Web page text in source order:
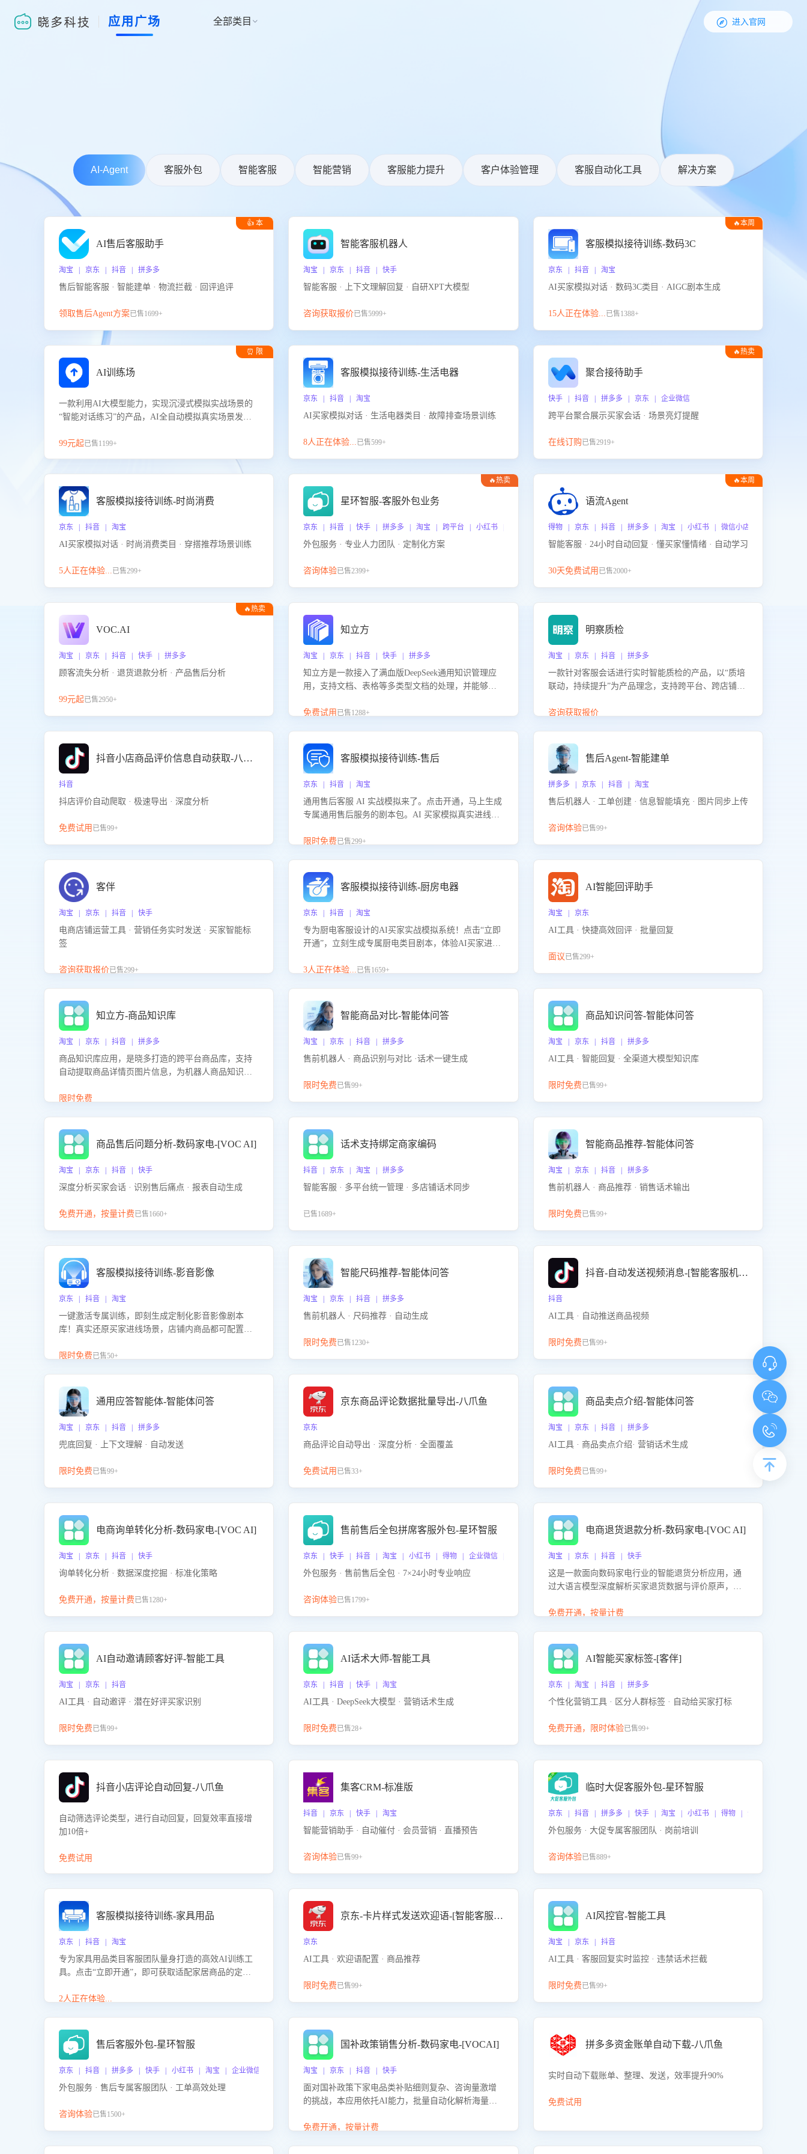
应用广场 全部类目   进入官网
AI-Agent 客服外包 智能客服 智能营销 客服能力提升 客户体验管理 客服自动化工具 解决方案
👍 本
AI售后客服助手
淘宝 | 京东 | 抖音 | 拼多多
售后智能客服 · 智能建单 · 物流拦截 · 回评追评
领取售后Agent方案已售1699+
智能客服机器人
淘宝 | 京东 | 抖音 | 快手
智能客服 · 上下文理解回复 · 自研XPT大模型
咨询获取报价已售5999+
🔥本周
客服模拟接待训练-数码3C
京东 | 抖音 | 淘宝
AI买家模拟对话 · 数码3C类目 · AIGC剧本生成
15人正在体验...已售1388+
⏰ 限
AI训练场
一款利用AI大模型能力，实现沉浸式模拟实战场景的
“智能对话练习”的产品，AI全自动模拟真实场景发生
提升客服团队的销服能力。
99元起已售1199+
客服模拟接待训练-生活电器
京东 | 抖音 | 淘宝
AI买家模拟对话 · 生活电器类目 · 故障排查场景训练
8人正在体验...已售599+
🔥热卖
聚合接待助手
快手 | 抖音 | 拼多多 | 京东 | 企业微信
跨平台聚合展示买家会话 · 场景亮灯提醒
在线订购已售2919+
客服模拟接待训练-时尚消费
京东 | 抖音 | 淘宝
AI买家模拟对话 · 时尚消费类目 · 穿搭推荐场景训练
5人正在体验...已售299+
🔥热卖
星环智服-客服外包业务
京东 | 抖音 | 快手 | 拼多多 | 淘宝 | 跨平台 | 小红书 | 得物 | 企业微信
外包服务 · 专业人力团队 · 定制化方案
咨询体验已售2399+
🔥本周
语流Agent
得物 | 京东 | 抖音 | 拼多多 | 淘宝 | 小红书 | 微信小店 | 快手 | 唯品
智能客服 · 24小时自动回复 · 懂买家懂情绪 · 自动学习
30天免费试用 已售2000+
🔥热卖
VOC.AI
淘宝 | 京东 | 抖音 | 快手 | 拼多多
顾客流失分析 · 退货退款分析 · 产品售后分析
99元起已售2950+
知立方
淘宝 | 京东 | 抖音 | 快手 | 拼多多
知立方是一款接入了满血版DeepSeek通用知识管理应
用，支持文档、表格等多类型文档的处理，并能够基
景提供强大的知识支持，帮助用户高效管理和利用知
免费试用 已售1288+
明察质检
淘宝 | 京东 | 抖音 | 拼多多
一款针对客服会话进行实时智能质检的产品，以“质培
联动，持续提升”为产品理念，支持跨平台、跨店铺的
联动，持续提升客服团队的销服能力。
咨询获取报价
抖音小店商品评价信息自动获取-八爪鱼
抖音
抖店评价自动爬取 · 极速导出 · 深度分析
免费试用 已售99+
客服模拟接待训练-售后
京东 | 抖音 | 淘宝
通用售后客服 AI 实战模拟来了。点击开通，马上生成
专属通用售后服务的剧本包。AI 买家模拟真实进线咨
咨询等售后场景的应对要点，轻松提升服务能力。
限时免费已售299+
售后Agent-智能建单
拼多多 | 京东 | 抖音 | 淘宝
售后机器人 · 工单创建 · 信息智能填充 · 图片同步上传
咨询体验已售99+
客伴
淘宝 | 京东 | 抖音 | 快手
电商店铺运营工具 · 营销任务实时发送 · 买家智能标
签
咨询获取报价已售299+
客服模拟接待训练-厨房电器
京东 | 抖音 | 淘宝
专为厨电客服设计的AI买家实战模拟系统！点击“立即
开通”，立刻生成专属厨电类目剧本，体验AI买家进线
能咨询”等真实场景应对技巧！
3人正在体验...已售1659+
AI智能回评助手
淘宝 | 京东
AI工具 · 快捷高效回评 · 批量回复
面议已售299+
知立方-商品知识库
淘宝 | 京东 | 抖音 | 拼多多
商品知识库应用，是晓多打造的跨平台商品库，支持
自动提取商品详情页图片信息，为机器人商品知识问
商品知识。
限时免费
智能商品对比-智能体问答
淘宝 | 京东 | 抖音 | 拼多多
售前机器人 · 商品识别与对比 ·话术一键生成
限时免费已售99+
商品知识问答-智能体问答
淘宝 | 京东 | 抖音 | 拼多多
AI工具 · 智能回复 · 全渠道大模型知识库
限时免费已售99+
商品售后问题分析-数码家电-[VOC AI]
淘宝 | 京东 | 抖音 | 快手
深度分析买家会话 · 识别售后痛点 · 报表自动生成
免费开通，按量计费已售1660+
话术支持绑定商家编码
抖音 | 京东 | 淘宝 | 拼多多
智能客服 · 多平台统一管理 · 多店铺话术同步
已售1689+
智能商品推荐-智能体问答
淘宝 | 京东 | 抖音 | 拼多多
售前机器人 · 商品推荐 · 销售话术输出
限时免费已售99+
客服模拟接待训练-影音影像
京东 | 抖音 | 淘宝
一键激活专属训练，即刻生成定制化影音影像剧本
库！真实还原买家进线场景，店铺内商品都可配置到
升客服售前转化率。点击 “立即开通”，快速获取影音
限时免费已售50+
智能尺码推荐-智能体问答
淘宝 | 京东 | 抖音 | 拼多多
售前机器人 · 尺码推荐 · 自动生成
限时免费已售1230+
抖音-自动发送视频消息-[智能客服机器人]
抖音
AI工具 · 自动推送商品视频
限时免费已售99+
通用应答智能体-智能体问答
淘宝 | 京东 | 抖音 | 拼多多
兜底回复 · 上下文理解 · 自动发送
限时免费已售99+
京东商品评论数据批量导出-八爪鱼
京东
商品评论自动导出 · 深度分析 · 全面覆盖
免费试用 已售33+
商品卖点介绍-智能体问答
淘宝 | 京东 | 抖音 | 拼多多
AI工具 · 商品卖点介绍· 营销话术生成
限时免费已售99+
电商询单转化分析-数码家电-[VOC AI]
淘宝 | 京东 | 抖音 | 快手
询单转化分析 · 数据深度挖掘 · 标准化策略
免费开通，按量计费已售1280+
售前售后全包拼席客服外包-星环智服
京东 | 快手 | 抖音 | 淘宝 | 小红书 | 得物 | 企业微信 | 跨平台
外包服务 · 售前售后全包 · 7×24小时专业响应
咨询体验已售1799+
电商退货退款分析-数码家电-[VOC AI]
淘宝 | 京东 | 抖音 | 快手
这是一款面向数码家电行业的智能退货分析应用，通
过大语言模型深度解析买家退货数据与评价原声，精
因，并输出可落地的改进建议，通过挖掘用户痛点驱
免费开通，按量计费
AI自动邀请顾客好评-智能工具
淘宝 | 京东 | 抖音
AI工具 · 自动邀评 · 潜在好评买家识别
限时免费已售99+
AI话术大师-智能工具
京东 | 抖音 | 快手 | 淘宝
AI工具 · DeepSeek大模型 · 营销话术生成
限时免费已售28+
AI智能买家标签-[客伴]
京东 | 淘宝 | 抖音 | 拼多多
个性化营销工具 · 区分人群标签 · 自动给买家打标
免费开通，限时体验已售99+
抖音小店评论自动回复-八爪鱼
自动筛选评论类型，进行自动回复，回复效率直接增
加10倍+
免费试用
集客CRM-标准版
抖音 | 京东 | 快手 | 淘宝
智能营销助手 · 自动催付 · 会员营销 · 直播预告
咨询体验已售99+
临时大促客服外包-星环智服
京东 | 抖音 | 拼多多 | 快手 | 淘宝 | 小红书 | 得物 | 企业微信
外包服务 · 大促专属客服团队 · 岗前培训
咨询体验已售889+
客服模拟接待训练-家具用品
京东 | 抖音 | 淘宝
专为家具用品类目客服团队量身打造的高效AI训练工
具。点击“立即开通”，即可获取适配家居商品的定制
客服在家具用品功能、尺寸参数咨询等高频场景下的
2人正在体验...
京东-卡片样式发送欢迎语-[智能客服机器人]
京东
AI工具 · 欢迎语配置 · 商品推荐
限时免费已售99+
AI风控官-智能工具
淘宝 | 京东 | 抖音
AI工具 · 客服回复实时监控 · 违禁话术拦截
限时免费已售99+
售后客服外包-星环智服
京东 | 抖音 | 拼多多 | 快手 | 小红书 | 淘宝 | 企业微信
外包服务 · 售后专属客服团队 · 工单高效处理
咨询体验已售1500+
国补政策销售分析-数码家电-[VOCAI]
淘宝 | 京东 | 抖音 | 快手
面对国补政策下家电品类补贴细则复杂、咨询量激增
的挑战，本应用依托AI能力，批量自动化解析海量客
政策的关注焦点与购买意向，深度洞察决策动因。同
免费开通，按量计费
拼多多资金账单自动下载-八爪鱼
实时自动下载账单、整理、发送，效率提升90%
免费试用